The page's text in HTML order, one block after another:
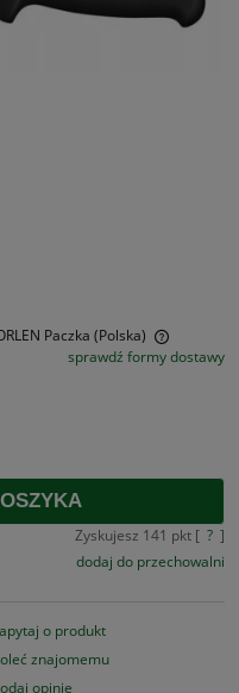
Paczka (Polska)
płatnościsprawdź formy dostawy
Zyskujesz 141 pkt [ ? ]
dodaj do przechowalni
o produkt
znajomemu
opinię